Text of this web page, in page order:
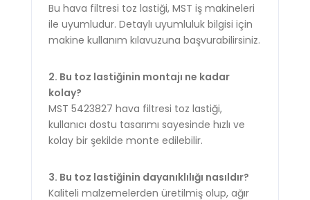
Bu hava filtresi toz lastiği, MST iş makineleri
ile uyumludur. Detaylı uyumluluk bilgisi için
makine kullanım kılavuzuna başvurabilirsiniz.
2. Bu toz lastiğinin montajı ne kadar
kolay?
MST 5423827 hava filtresi toz lastiği,
kullanıcı dostu tasarımı sayesinde hızlı ve
kolay bir şekilde monte edilebilir.
3. Bu toz lastiğinin dayanıklılığı nasıldır?
Kaliteli malzemelerden üretilmiş olup, ağır